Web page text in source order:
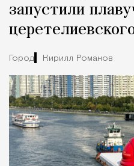
запустили
Город Кирилл Романов